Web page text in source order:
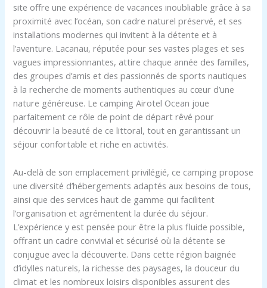
site offre une expérience de vacances inoubliable grâce à sa
proximité avec l’océan, son cadre naturel préservé, et ses
installations modernes qui invitent à la détente et à
l’aventure. Lacanau, réputée pour ses vastes plages et ses
vagues impressionnantes, attire chaque année des familles,
des groupes d’amis et des passionnés de sports nautiques
à la recherche de moments authentiques au cœur d’une
nature généreuse. Le camping Airotel Ocean joue
parfaitement ce rôle de point de départ rêvé pour
découvrir la beauté de ce littoral, tout en garantissant un
séjour confortable et riche en activités.
Au-delà de son emplacement privilégié, ce camping propose
une diversité d’hébergements adaptés aux besoins de tous,
ainsi que des services haut de gamme qui facilitent
l’organisation et agrémentent la durée du séjour.
L’expérience y est pensée pour être la plus fluide possible,
offrant un cadre convivial et sécurisé où la détente se
conjugue avec la découverte. Dans cette région baignée
d’idylles naturels, la richesse des paysages, la douceur du
climat et les nombreux loisirs disponibles assurent des